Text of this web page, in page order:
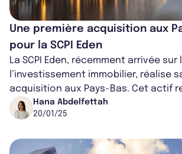
Une première acquisition aux
pour la SCPI Eden
La SCPI Eden, récemment arrivée
l’investissement immobilier, réalise
acquisition aux Pays-Bas. Cet actif
début prometteur pour Advenis RE...
Hana Abdelfettah
20/01/25